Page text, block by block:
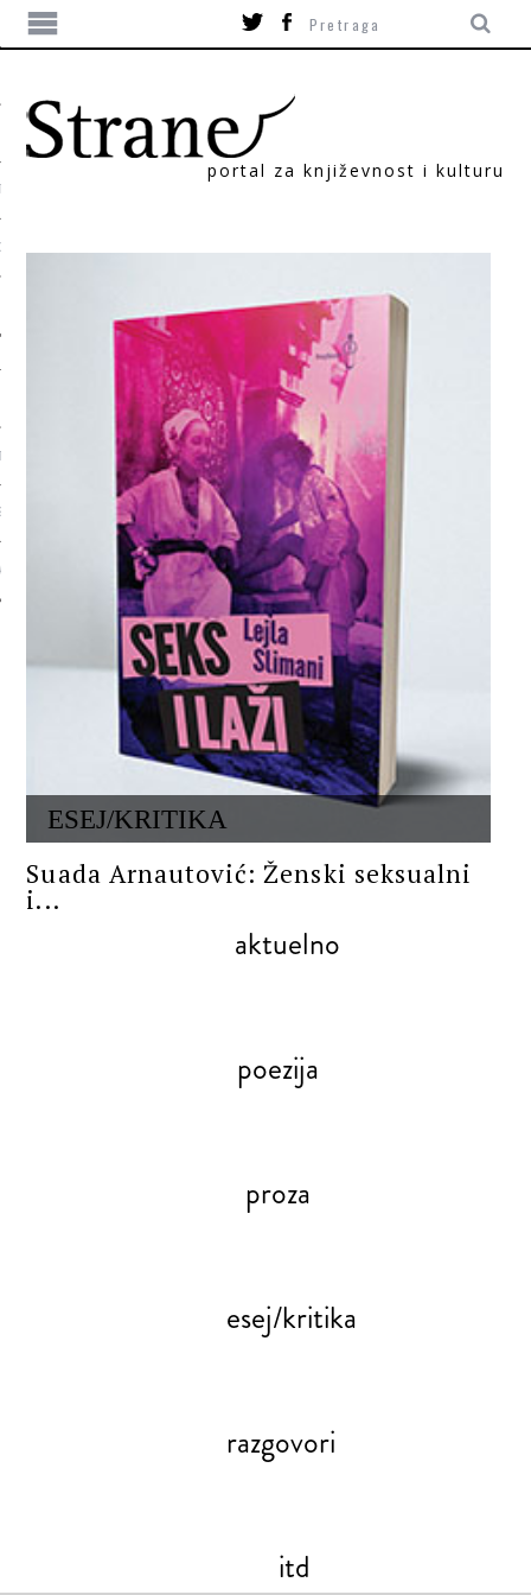
portal za književnost i kulturu
ESEJ/KRITIKA
Suada Arnautović: Ženski seksualni
i...
aktuelno
poezija
proza
esej/kritika
razgovori
itd